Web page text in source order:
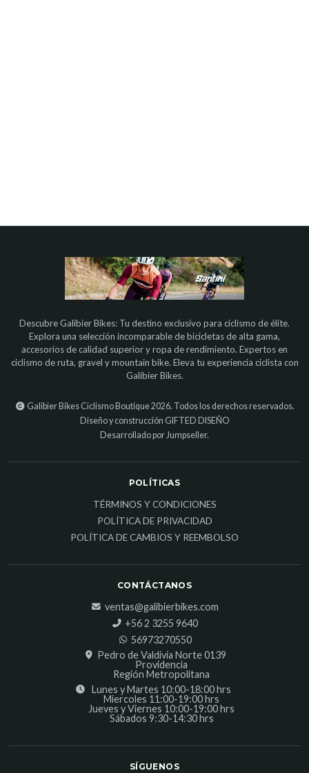
Descubre Galibier Bikes: Tu destino exclusivo para ciclismo de élite.
Explora una selección incomparable de bicicletas de alta gama,
accesorios de calidad superior y ropa de rendimiento. Expertos en
ciclismo de ruta, gravel y mountain bike. Eleva tu experiencia ciclista con
Galibier Bikes.
Galibier Bikes Ciclismo Boutique 2026. Todos los derechos reservados.
Diseño y construcción GIFTED DISEÑO
Desarrollado por Jumpseller.
POLÍTICAS
TÉRMINOS Y CONDICIONES
POLÍTICA DE PRIVACIDAD
POLÍTICA DE CAMBIOS Y REEMBOLSO
CONTÁCTANOS
ventas@galibierbikes.com
‎+56 2 3255 9640
56973270550
Pedro de Valdivia Norte 0139
Providencia
Región Metropolitana
Lunes y Martes 10:00-18:00 hrs
Miercoles 11:00-19:00 hrs
Jueves y Viernes 10:00-19:00 hrs
Sábados 9:30-14:30 hrs
SÍGUENOS